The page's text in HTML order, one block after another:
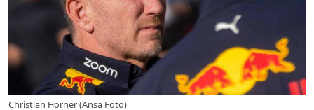
Christian Horner (Ansa Foto)